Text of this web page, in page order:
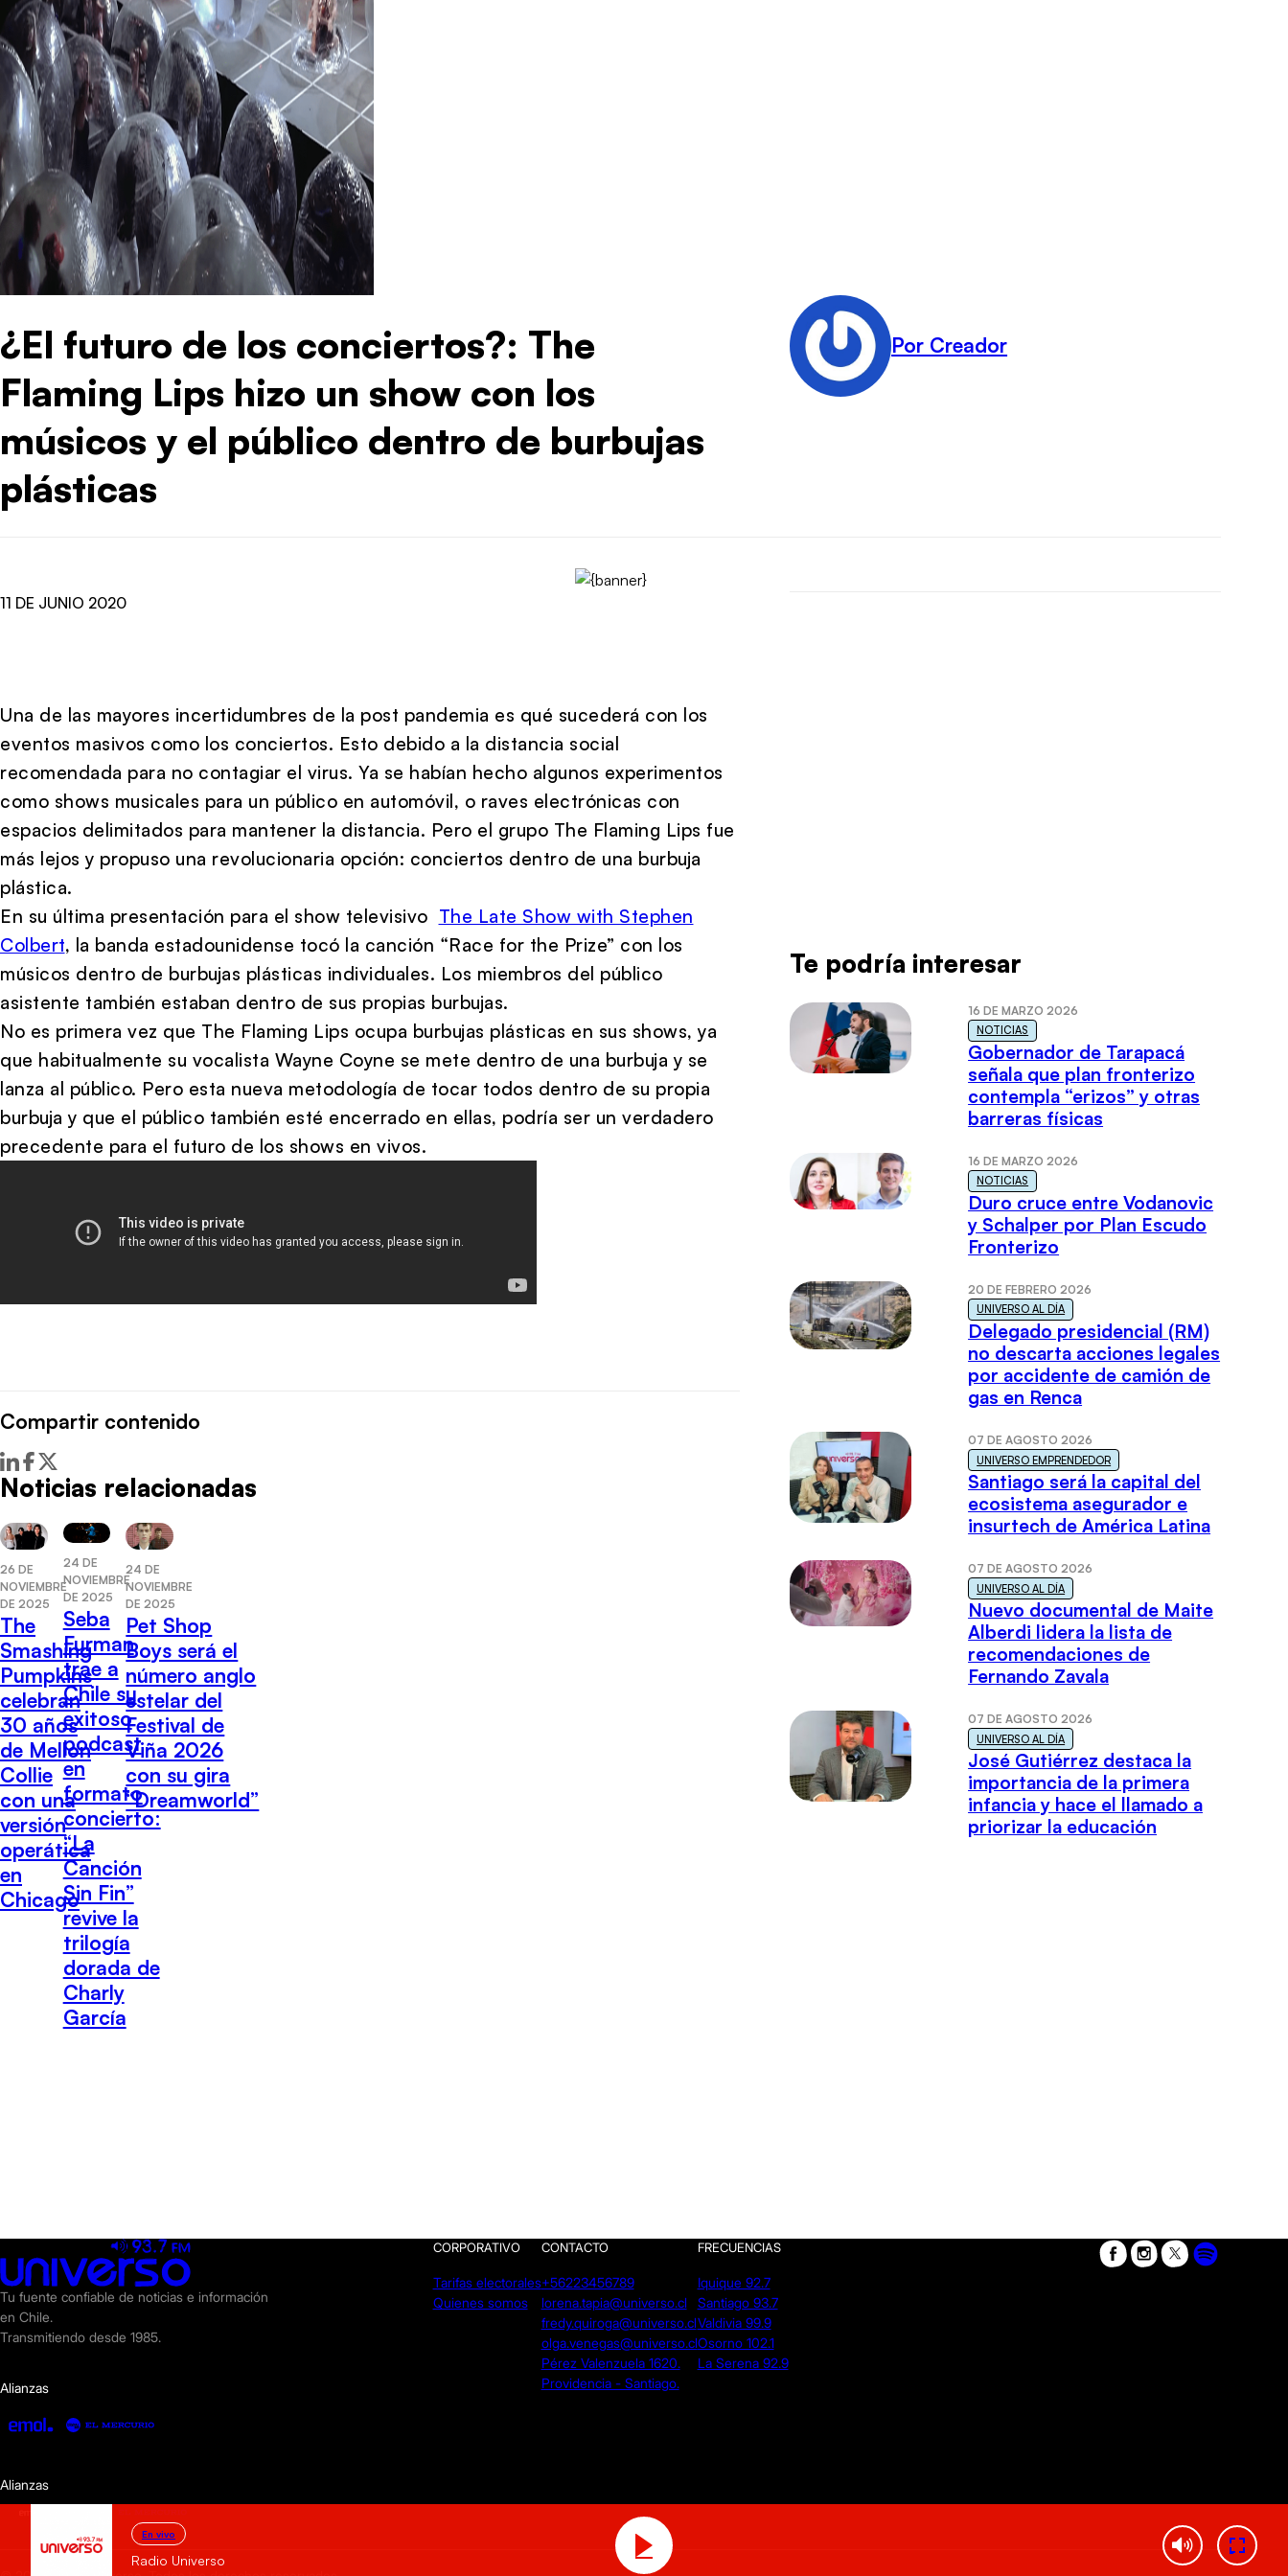
¿El futuro de los conciertos?: The
Flaming Lips hizo un show con los
músicos y el público dentro de burbujas
plásticas
Por Creador
11 DE JUNIO 2020
Una de las mayores incertidumbres de la post pandemia es qué sucederá con los
eventos masivos como los conciertos. Esto debido a la distancia social
recomendada para no contagiar el virus. Ya se habían hecho algunos experimentos
como shows musicales para un público en automóvil, o raves electrónicas con
espacios delimitados para mantener la distancia. Pero el grupo The Flaming Lips fue
más lejos y propuso una revolucionaria opción: conciertos dentro de una burbuja
plástica.
En su última presentación para el show televisivo The Late Show with Stephen
Colbert, la banda estadounidense tocó la canción “Race for the Prize” con los
músicos dentro de burbujas plásticas individuales. Los miembros del público
asistente también estaban dentro de sus propias burbujas.
No es primera vez que The Flaming Lips ocupa burbujas plásticas en sus shows, ya
que habitualmente su vocalista Wayne Coyne se mete dentro de una burbuja y se
lanza al público. Pero esta nueva metodología de tocar todos dentro de su propia
burbuja y que el público también esté encerrado en ellas, podría ser un verdadero
precedente para el futuro de los shows en vivos.
Compartir contenido
Noticias relacionadas
26 DE
NOVIEMBRE
DE 2025
The
Smashing
Pumpkins
celebran
30 años
de Mellon
Collie
con una
versión
operática
en
Chicago
24 DE
NOVIEMBRE
DE 2025
Seba
Furman
trae a
Chile su
exitoso
podcast
en
formato
concierto:
“La
Canción
Sin Fin”
revive la
trilogía
dorada de
Charly
García
24 DE
NOVIEMBRE
DE 2025
Pet Shop
Boys será el
número anglo
estelar del
Festival de
Viña 2026
con su gira
“Dreamworld”
Te podría interesar
16 DE MARZO 2026
NOTICIAS
Gobernador de Tarapacá
señala que plan fronterizo
contempla “erizos” y otras
barreras físicas
16 DE MARZO 2026
NOTICIAS
Duro cruce entre Vodanovic
y Schalper por Plan Escudo
Fronterizo
20 DE FEBRERO 2026
UNIVERSO AL DÍA
Delegado presidencial (RM)
no descarta acciones legales
por accidente de camión de
gas en Renca
07 DE AGOSTO 2026
UNIVERSO EMPRENDEDOR
Santiago será la capital del
ecosistema asegurador e
insurtech de América Latina
07 DE AGOSTO 2026
UNIVERSO AL DÍA
Nuevo documental de Maite
Alberdi lidera la lista de
recomendaciones de
Fernando Zavala
07 DE AGOSTO 2026
UNIVERSO AL DÍA
José Gutiérrez destaca la
importancia de la primera
infancia y hace el llamado a
priorizar la educación
En vivo
Radio Universo
Tu fuente confiable de noticias e información
en Chile.
Transmitiendo desde 1985.
Alianzas
CORPORATIVO
Tarifas electorales
Quienes somos
CONTACTO
+56223456789
lorena.tapia@universo.cl
fredy.quiroga@universo.cl
olga.venegas@universo.cl
Pérez Valenzuela 1620.
Providencia - Santiago.
FRECUENCIAS
Iquique 92.7
Santiago 93.7
Valdivia 99.9
Osorno 102.1
La Serena 92.9
Alianzas